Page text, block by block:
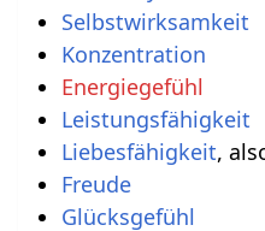
Selbstwirksamkeit
Konzentration
Energiegefühl
Leistungsfähigkeit
Liebesfähigkeit,
Freude
Glücksgefühl